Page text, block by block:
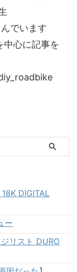
でいます
中心に記事を
DIGITAL
ー
リスト DURO